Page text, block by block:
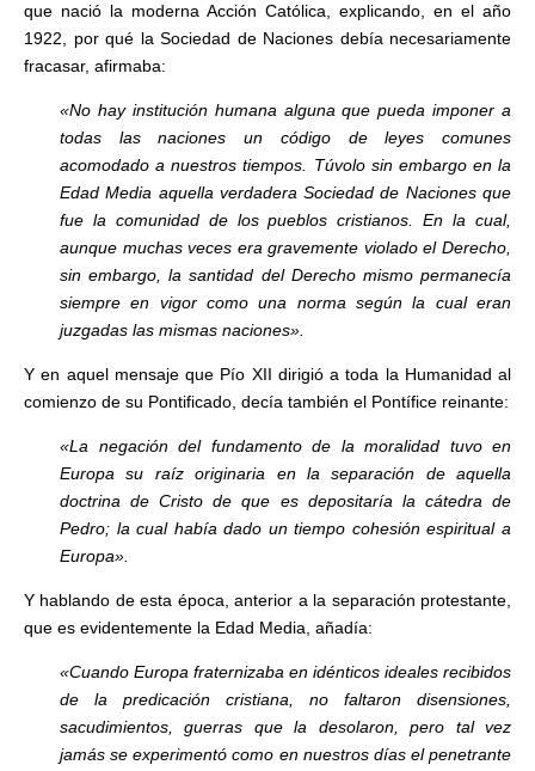
que nació la moderna Acción Católica, explicando, en el año
1922, por qué la Sociedad de Naciones debía necesariamente
fracasar, afirmaba:
«No hay institución humana alguna que pueda imponer a
todas las naciones un código de leyes comunes
acomodado a nuestros tiempos. Túvolo sin embargo en la
Edad Media aquella verdadera Sociedad de Naciones que
fue la comunidad de los pueblos cristianos. En la cual,
aunque muchas veces era gravemente violado el Derecho,
sin embargo, la santidad del Derecho mismo permanecía
siempre en vigor como una norma según la cual eran
juzgadas las mismas naciones».
Y en aquel mensaje que Pío XII dirigió a toda la Humanidad al
comienzo de su Pontificado, decía también el Pontífice reinante:
«La negación del fundamento de la moralidad tuvo en
Europa su raíz originaria en la separación de aquella
doctrina de Cristo de que es depositaría la cátedra de
Pedro; la cual había dado un tiempo cohesión espiritual a
Europa».
Y hablando de esta época, anterior a la separación protestante,
que es evidentemente la Edad Media, añadía:
«Cuando Europa fraternizaba en idénticos ideales recibidos
de la predicación cristiana, no faltaron disensiones,
sacudimientos, guerras que la desolaron, pero tal vez
jamás se experimentó como en nuestros días el penetrante